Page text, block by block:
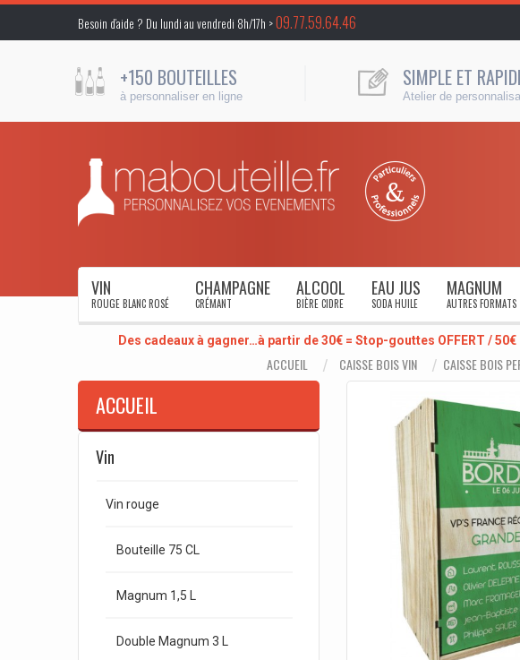
Besoin d’aide ? Du lundi au vendredi 8h/17h >09.77.59.64.46
+150 BOUTEILLES
à personnaliser en ligne
SIMPLE ET
Atelier de
VIN
ROUGE BLANC ROSÉ
CHAMPAGNE
CRÉMANT
ALCOOL
BIÈRE CIDRE
EAU JUS
SODA HUILE
MAGNUM
AUTRES FORMATS
Des cadeaux à gagner…à partir de 30€ = Stop-gouttes OFFERT /
ACCUEIL CAISSE BOIS VIN CAISSE BOIS
ACCUEIL
Vin
Vin rouge
Bouteille 75 CL
Magnum 1,5 L
Double Magnum 3 L